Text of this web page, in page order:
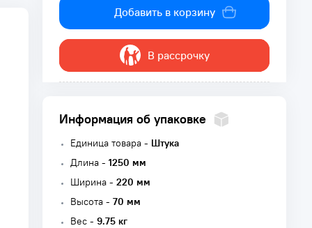
Добавить в корзину
В рассрочку
Информация об упаковке
Единица товара - Штука
Длина - 1250 мм
Ширина - 220 мм
Высота - 70 мм
Вес - 9.75 кг